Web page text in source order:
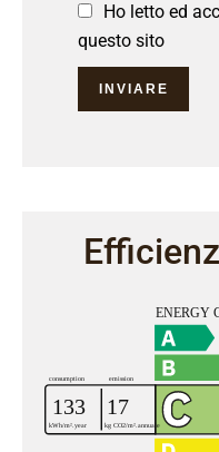
Ho letto ed
questo sito
INVIARE